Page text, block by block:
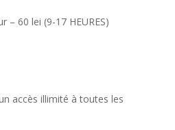
– 60 lei (9-17 HEURES)
accès illimité à toutes les